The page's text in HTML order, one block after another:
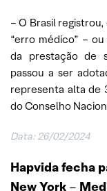
– O Brasil
“erro médico” –
da prestação de
passou a ser
representa alta de
do Conselho
Data: 26/02/2024
Hapvida fecha
New York –